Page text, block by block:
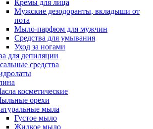
Кремы для лица
Мужские дезодоранты, вкладыши от
пота
Мыло-парфюм для мужчин
Средства для умывания
Уход за ногами
для депиляции
средства
косметические
орехи
мыла
Густое мыло
Жидкое мыло